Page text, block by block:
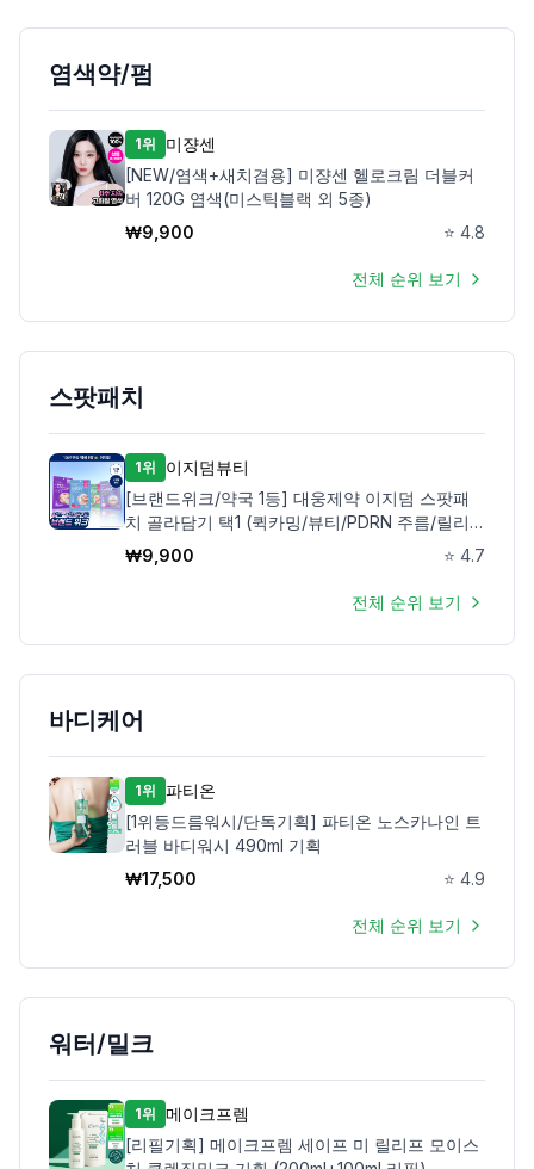
염색약/펌
1위
미쟝센
[NEW/염색+새치겸용] 미쟝센 헬로크림 더블커
버 120G 염색(미스틱블랙 외 5종)
₩9,900 ⭐ 4.8
전체 순위 보기
스팟패치
1위
이지덤뷰티
[브랜드위크/약국 1등] 대웅제약 이지덤 스팟패
치 골라담기 택1 (퀵카밍/뷰티/PDRN 주름/릴리
프) 트러블패치
₩9,900 ⭐ 4.7
전체 순위 보기
바디케어
1위 파티온
[1위등드름워시/단독기획] 파티온 노스카나인 트
러블 바디워시 490ml 기획
₩17,500 ⭐ 4.9
전체 순위 보기
워터/밀크
1위 메이크프렘
[리필기획] 메이크프렘 세이프 미 릴리프 모이스